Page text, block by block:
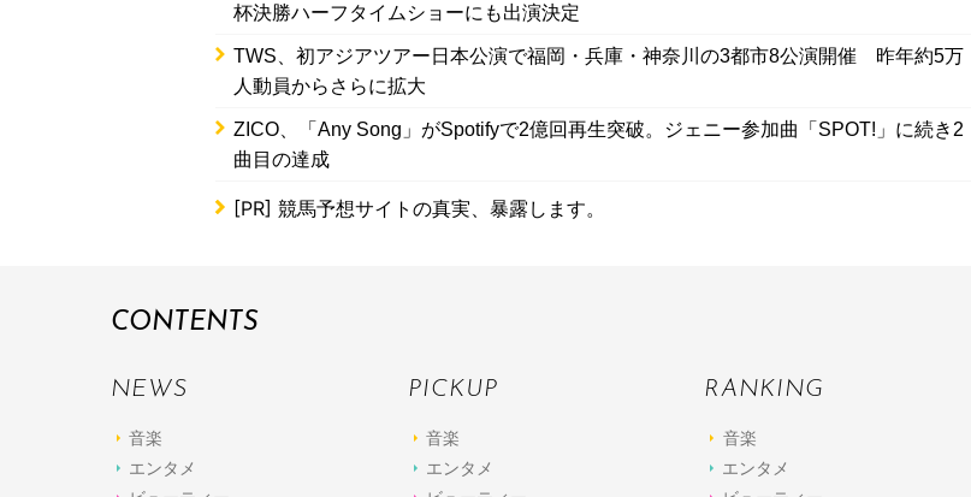
杯決勝ハーフタイムショーにも出演決定
TWS、初アジアツアー日本公演で福岡・兵庫・神奈川の3都市8公演開催 昨年約5万
人動員からさらに拡大
ZICO、「Any Song」がSpotifyで2億回再生突破。ジェニー参加曲「SPOT!」に続き2
曲目の達成
[PR] 競馬予想サイトの真実、暴露します。
CONTENTS
NEWS
音楽
エンタメ
PICKUP
音楽
エンタメ
RANKING
音楽
エンタメ